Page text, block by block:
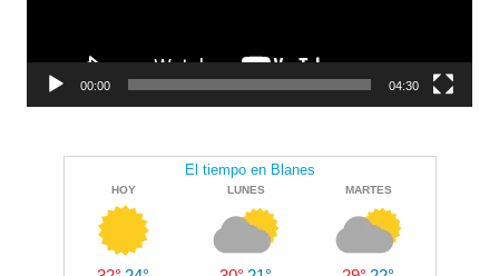
00:00 04:30